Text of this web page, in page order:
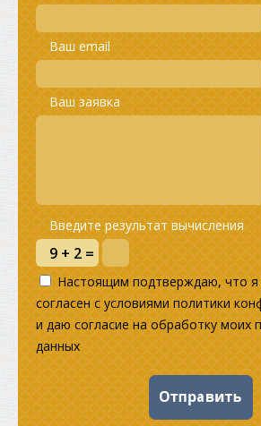
Ваш email
Ваш заявка
Введите результат вычисления
Настоящим подтверждаю, что я
согласен с условиями политики
и даю согласие на обработку моих
данных